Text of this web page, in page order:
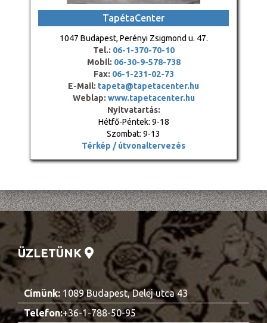
TapétaCenter
1047 Budapest, Perényi Zsigmond u. 47.
Tel.: 06-1-370-70-10
Mobil: 06-30-9-578-738
Fax: 06-1-231-02-73
E-Mail: tapeta@tapetacenter.hu
Weblap: www.tapetacenter.hu
Nyitvatartás:
Hétfő-Péntek: 9-18
Szombat: 9-13
Térkép / útvonaltervezés
ÜZLETÜNK
Címünk: 1089 Budapest, Delej utca 43
Telefon:+36-1-788-50-95